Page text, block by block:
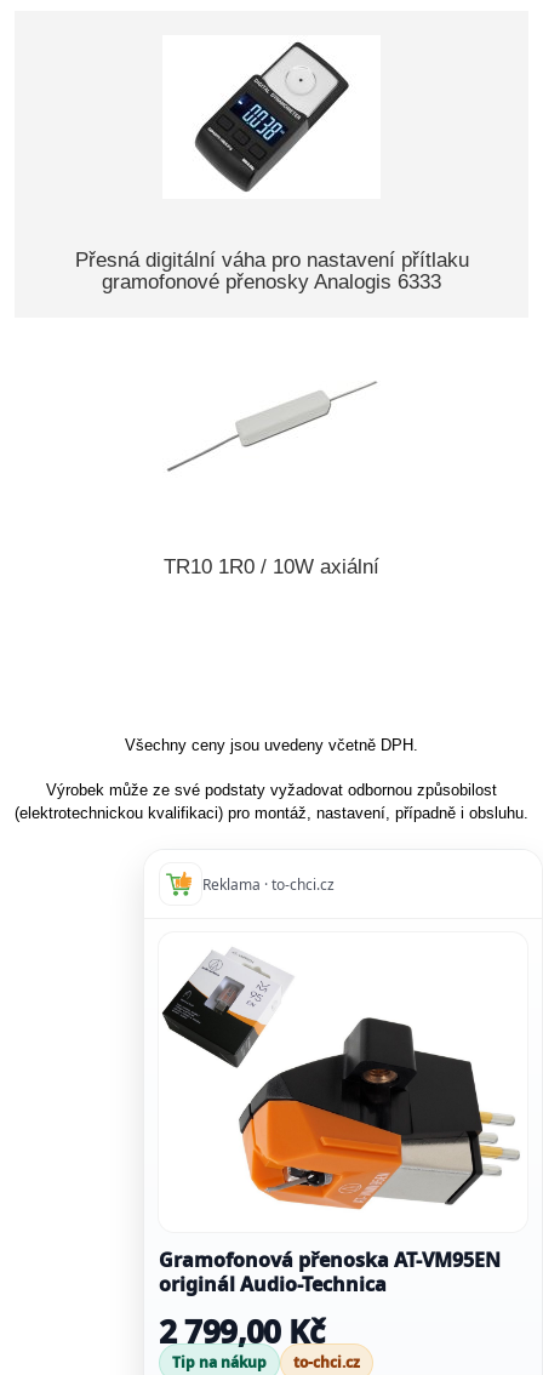
Přesná digitální váha pro nastavení přítlaku
gramofonové přenosky Analogis 6333
TR10 1R0 / 10W axiální
Všechny ceny jsou uvedeny včetně DPH.
Výrobek může ze své podstaty vyžadovat odbornou způsobilost
(elektrotechnickou kvalifikaci) pro montáž, nastavení, případně i obsluhu.
Reklama · to-chci.cz
Gramofonová přenoska AT-VM95EN
originál Audio-Technica
2 799,00 Kč
Tip na nákup to-chci.cz